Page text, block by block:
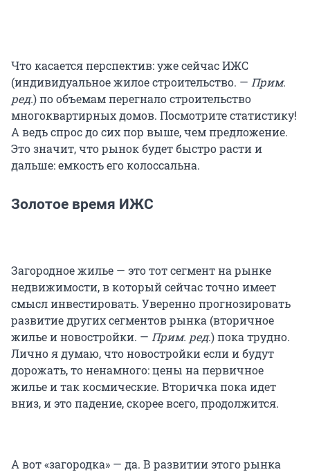
Что касается перспектив: уже сейчас ИЖС
(индивидуальное жилое строительство. — Прим.
ред.) по объемам перегнало строительство
многоквартирных домов. Посмотрите статистику!
А ведь спрос до сих пор выше, чем предложение.
Это значит, что рынок будет быстро расти и
дальше: емкость его колоссальна.
Золотое время ИЖС
Загородное жилье — это тот сегмент на рынке
недвижимости, в который сейчас точно имеет
смысл инвестировать. Уверенно прогнозировать
развитие других сегментов рынка (вторичное
жилье и новостройки. — Прим. ред.) пока трудно.
Лично я думаю, что новостройки если и будут
дорожать, то ненамного: цены на первичное
жилье и так космические. Вторичка пока идет
вниз, и это падение, скорее всего, продолжится.
А вот «загородка» — да. В развитии этого рынка